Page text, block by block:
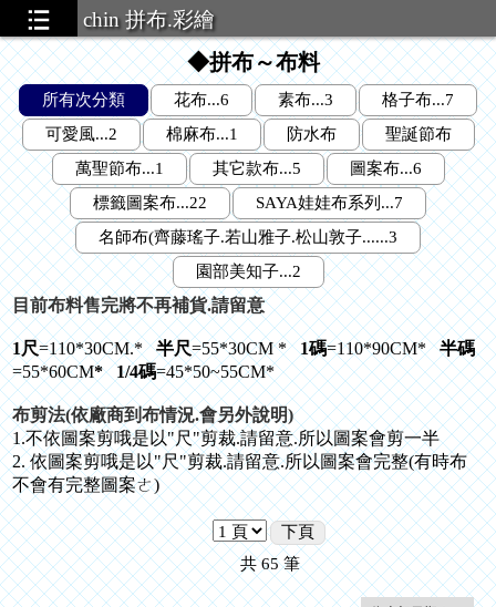
chin 拼布.彩繪
◆拼布～布料
所有次分類 花布...6 素布...3
格子布...7
可愛風...2
棉麻布...1 防水布
聖誕節布
萬聖節布...1
其它款布...5
圖案布...6
標籤圖案布...22
SAYA娃娃布系列...7
名師布(齊藤瑤子.若山雅子.松山敦子......3
園部美知子...2
目前布料售完將不再補貨.請留意
1尺=110*30CM.*半尺=55*30CM *1碼=110*90CM*半碼
=55*60CM*1/4碼=45*50~55CM*
布剪法(依廠商到布情況.會另外說明)
1.不依圖案剪哦是以"尺"剪裁.請留意.所以圖案會剪一半
2. 依圖案剪哦是以"尺"剪裁.請留意.所以圖案會完整(有時布
不會有完整圖案ㄜ)
下頁
共65筆